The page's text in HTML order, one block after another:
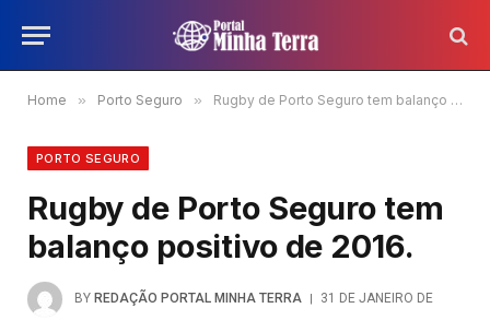
Home » Porto Seguro » Rugby de Porto Seguro tem balanço positivo de 2016.
PORTO SEGURO
Rugby de Porto Seguro tem
balanço positivo de 2016.
BY REDAÇÃO PORTAL MINHA TERRA
31 DE JANEIRO DE